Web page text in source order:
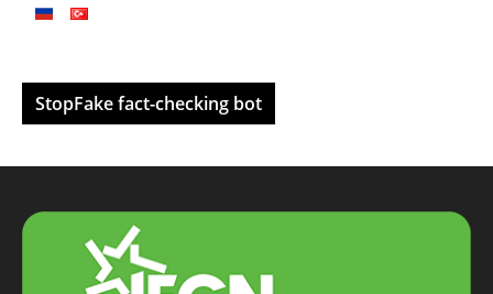
StopFake fact-checking bot